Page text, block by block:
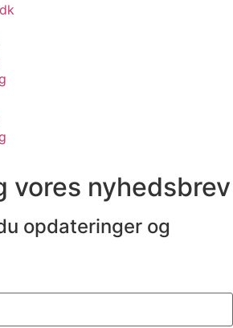
vores nyhedsbrev
opdateringer og